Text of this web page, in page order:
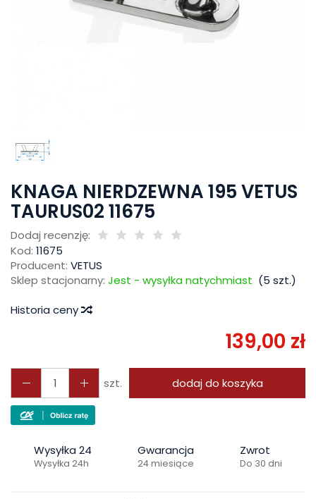
KNAGA NIERDZEWNA 195 VETUS
TAURUS02 11675
Dodaj recenzję:
Kod: 11675
Producent: VETUS
Sklep stacjonarny: Jest - wysyłka natychmiast (5 szt.)
Historia ceny
139,00 zł
szt. dodaj do koszyka
Wysyłka 24
Wysyłka 24h
Gwarancja
24 miesiące
Zwrot
Do 30 dni